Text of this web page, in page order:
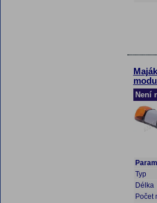
Není
Typ
Délka
Počet